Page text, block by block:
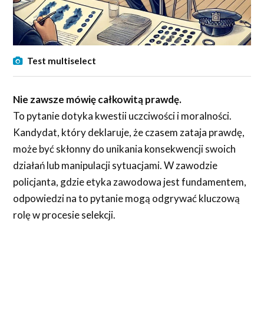
Test multiselect
Nie zawsze mówię całkowitą prawdę.
To pytanie dotyka kwestii uczciwości i moralności.
Kandydat, który deklaruje, że czasem zataja prawdę,
może być skłonny do unikania konsekwencji swoich
działań lub manipulacji sytuacjami. W zawodzie
policjanta, gdzie etyka zawodowa jest fundamentem,
odpowiedzi na to pytanie mogą odgrywać kluczową
rolę w procesie selekcji.